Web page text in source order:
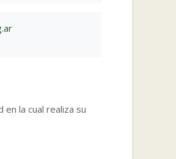
la cual realiza su